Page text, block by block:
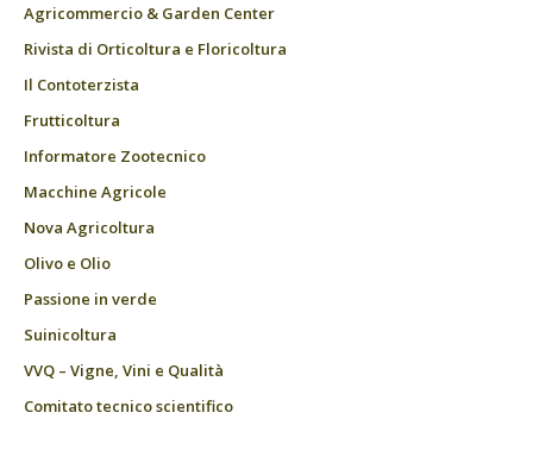
Agricommercio & Garden Center
Rivista di Orticoltura e Floricoltura
Il Contoterzista
Frutticoltura
Informatore Zootecnico
Macchine Agricole
Nova Agricoltura
Olivo e Olio
Passione in verde
Suinicoltura
VVQ – Vigne, Vini e Qualità
Comitato tecnico scientifico